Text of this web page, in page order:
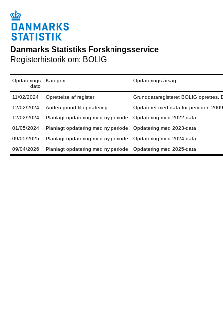
Danmarks Statistiks Forskningsservice
Registerhistorik om: BOLIG
Opdaterings
dato
Kategori Opdaterings årsag
11/02/2024 Oprettelse af register
Grunddataregisteret BOLIG oprettes.
12/02/2024
Anden grund til opdatering
Opdateret med data for perioden
12/02/2024
Planlagt opdatering med ny periode
Opdatering med 2022-data
01/05/2024
Planlagt opdatering med ny periode
Opdatering med 2023-data
09/05/2025
Planlagt opdatering med ny periode
Opdatering med 2024-data
09/04/2026
Planlagt opdatering med ny periode Opdatering med 2025-data